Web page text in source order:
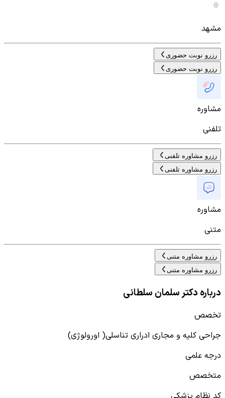
مشهد
رزرو نوبت حضوری
رزرو نوبت حضوری
مشاوره
تلفنی
رزرو مشاوره تلفنی
رزرو مشاوره تلفنی
مشاوره
متنی
رزرو مشاوره متنی
رزرو مشاوره متنی
درباره دکتر سلمان سلطانی
تخصص
جراحی کلیه و مجاری ادراری تناسلی( اورولوژی)
درجه علمی
متخصص